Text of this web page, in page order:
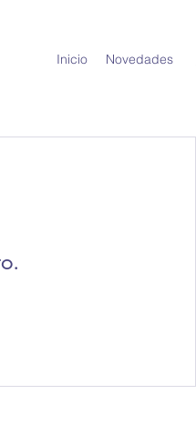
Inicio Novedades